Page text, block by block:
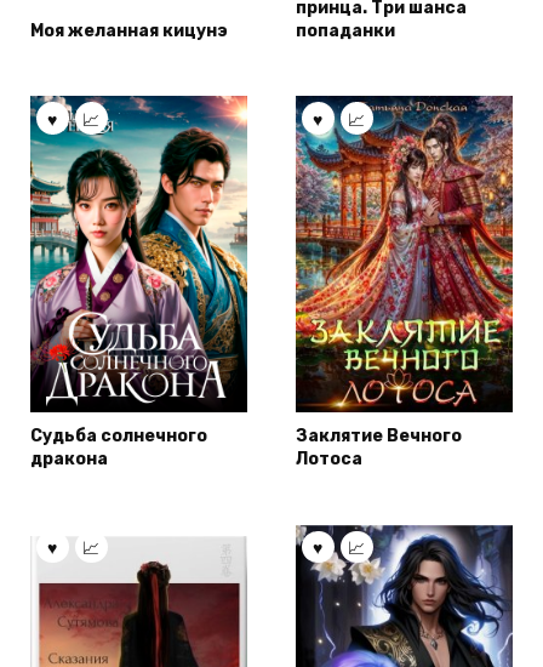
Моя желанная кицунэ
принца. Три шанса
попаданки
Судьба солнечного
дракона
Заклятие Вечного
Лотоса